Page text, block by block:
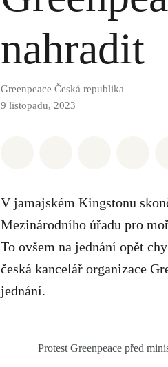
nahradit
Greenpeace Česká republika
9 listopadu, 2023
V jamajském Kingstonu
Mezinárodního úřadu pro
To ovšem na jednání opět
česká kancelář organizace
jednání.
Protest Greenpeace před